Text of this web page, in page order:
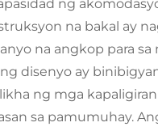
ng
na bakal ay
na angkop para
disenyo ay
ng mga
sa pamumuhay.